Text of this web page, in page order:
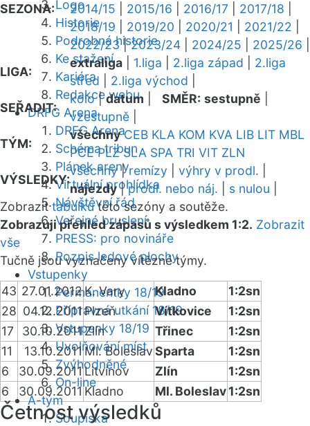
Logo
Historie
Podrobná historie
Ke stažení
Kariéra
Redakce webu
DRFG Arena
DRFG Arena
Schéma tribun
Plánek areny
Virtuální prohlídka
Návštěvní řád
Veřejné bruslení
PRESS: pro novináře
Rozpis ledové plochy
Vstupenky
Permanentky 18/19
Přípravná utkání 18/19
Vstupenky 18/19
Uvolňování míst
Zvýhodněné
On-line
A-tým
Soupiska
SEZONA:
2014/15
2015/16 2016/17 2017/18
2018/19
2019/20 2020/21 2021/22
2022/23|2023/24 2024/25 2025/26
LIGA:
extraliga 1.liga 2.liga západ
2.liga
střed
2.liga východ
SEŘADIT:
kolo|datum SMĚR: sestupně
vzestupně
TÝM:
všechny CEB KLA KOM KVA LIB LIT MBL
PCE PLZ SLA SPA TRI VIT ZLN
VÝSLEDKY:
všechny|remízy výhry v prodl.
nájezdy|prodl. nebo náj. s nulou
Zobrazittabulkutéto sezóny a soutěže.
Zobrazuji přehled zápasů s výsledkem 1:2. Zobrazit
vše
Tučně jsou vyznačeny vítězné týmy.
43 27.01.2012K. Vary Kladno
1:2sn
28 04.12.2011Plzeň Vítkovice
1:2sn
17
30.10.2011Zlín Třinec
1:2sn
11
13.10.2011 Ml. BoleslavSparta
1:2sn
6
30.09.2011Litvínov Zlín
1:2sn
6
30.09.2011 Kladno Ml. Boleslav1:2sn
Četnost výsledků